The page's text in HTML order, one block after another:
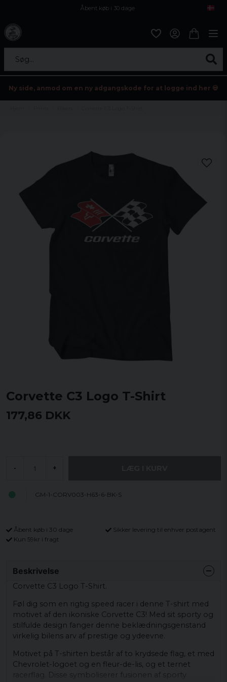
Åbent køb i 30 dage
Søg...
Ny side, anmod om en ny adgangskode for at logge ind her 💀
Corvette C3 Logo T-Shirt
177,86 DKK
- +
GM-1-CORV003-H63-6-BK-S
Åbent køb i 30 dage
Sikker levering til enhver postagent
Kun 59kr i fragt
Beskrivelse
Corvette C3 Logo T-Shirt.
Føl dig som en rigtig speed racer i denne T-shirt med
motivet af den ikoniske Corvette C3! Med sit sporty og
stilfulde design fanger denne beklædningsgenstand
virkelig bilens arv af prestige og ydeevne.
Motivet på T-shirten består af to krydsede flag, et med
Chevrolet-logoet og en fleur-de-lis, og et ternet
racerflag. Disse symboliserer fusionen af ​​sporty